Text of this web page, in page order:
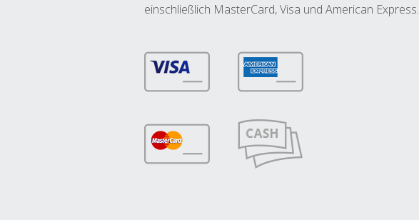
einschließlich MasterCard, Visa und American Express.